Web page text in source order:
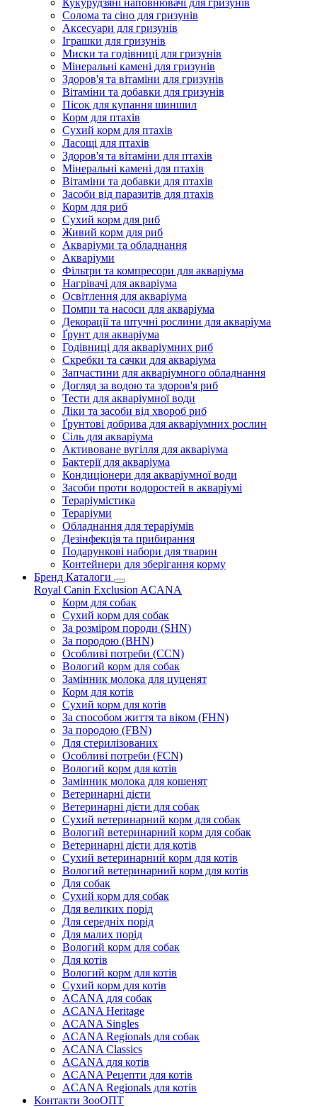
Кукурудзяні наповнювачі для гризунів
Солома та сіно для гризунів
Аксесуари для гризунів
Іграшки для гризунів
Миски та годівниці для гризунів
Мінеральні камені для гризунів
Здоров'я та вітаміни для гризунів
Вітаміни та добавки для гризунів
Пісок для купання шиншил
Корм для птахів
Сухий корм для птахів
Ласощі для птахів
Здоров'я та вітаміни для птахів
Мінеральні камені для птахів
Вітаміни та добавки для птахів
Засоби від паразитів для птахів
Корм для риб
Сухий корм для риб
Живий корм для риб
Акваріуми та обладнання
Акваріуми
Фільтри та компресори для акваріума
Нагрівачі для акваріума
Освітлення для акваріума
Помпи та насоси для акваріума
Декорації та штучні рослини для акваріума
Ґрунт для акваріума
Годівниці для акваріумних риб
Скребки та сачки для акваріума
Запчастини для акваріумного обладнання
Догляд за водою та здоров'я риб
Тести для акваріумної води
Ліки та засоби від хвороб риб
Ґрунтові добрива для акваріумних рослин
Сіль для акваріума
Активоване вугілля для акваріума
Бактерії для акваріума
Кондиціонери для акваріумної води
Засоби проти водоростей в акваріумі
Тераріумістика
Тераріуми
Обладнання для тераріумів
Дезінфекція та прибирання
Подарункові набори для тварин
Контейнери для зберігання корму
Бренд Каталоги
Royal Canin Exclusion ACANA
Корм для собак
Сухий корм для собак
За розміром породи (SHN)
За породою (BHN)
Особливі потреби (CCN)
Вологий корм для собак
Замінник молока для цуценят
Корм для котів
Сухий корм для котів
За способом життя та віком (FHN)
За породою (FBN)
Для стерилізованих
Особливі потреби (FCN)
Вологий корм для котів
Замінник молока для кошенят
Ветеринарні дієти
Ветеринарні дієти для собак
Сухий ветеринарний корм для собак
Вологий ветеринарний корм для собак
Ветеринарні дієти для котів
Сухий ветеринарний корм для котів
Вологий ветеринарний корм для котів
Для собак
Сухий корм для собак
Для великих порід
Для середніх порід
Для малих порід
Вологий корм для собак
Для котів
Вологий корм для котів
Сухий корм для котів
ACANA для собак
ACANA Heritage
ACANA Singles
ACANA Regionals для собак
ACANA Classics
ACANA для котів
ACANA Рецепти для котів
ACANA Regionals для котів
Контакти ЗооОПТ